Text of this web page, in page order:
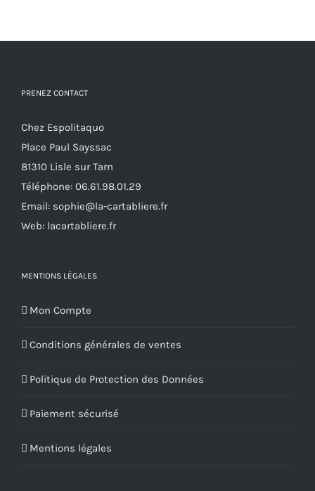
PRENEZ CONTACT
Chez Espolitaquo
Place Paul Sayssac
81310 Lisle sur Tarn
Téléphone: 06.61.98.01.29
Email: sophie@la-cartabliere.fr
Web: lacartabliere.fr
MENTIONS LÉGALES
Mon Compte
Conditions générales de ventes
Politique de Protection des Données
Paiement sécurisé
Mentions légales